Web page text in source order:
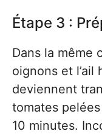
Étape 3 :
Dans la même
oignons et l’ail
deviennent
tomates
10 minutes.